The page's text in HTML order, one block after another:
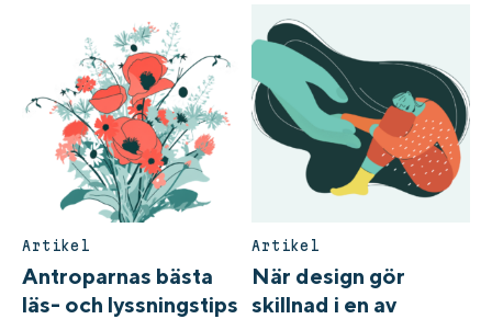
Artikel
Antroparnas bästa
läs- och lyssningstips
Artikel
När design gör
skillnad i en av